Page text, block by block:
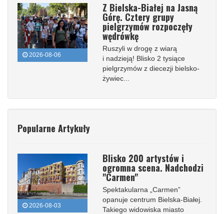
2026-08-06
Z Bielska-Białej na Jasną
Górę. Cztery grupy
pielgrzymów rozpoczęły
wędrówkę
Ruszyli w drogę z wiarą
i nadzieją! Blisko 2 tysiące
pielgrzymów z diecezji bielsko-
żywiec...
Popularne Artykuły
2026-08-03
Blisko 200 artystów i
ogromna scena. Nadchodzi
"Carmen"
Spektakularna „Carmen”
opanuje centrum Bielska-Białej.
Takiego widowiska miasto